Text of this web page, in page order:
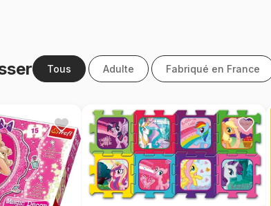
Tous Adulte Fabriqué en France